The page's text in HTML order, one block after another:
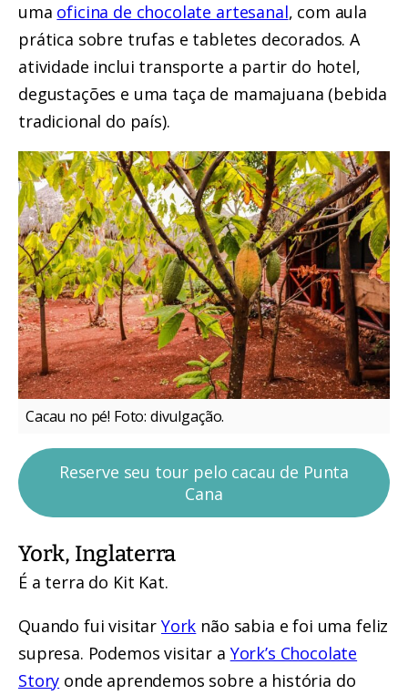
uma oficina de chocolate artesanal, com aula
prática sobre trufas e tabletes decorados. A
atividade inclui transporte a partir do hotel,
degustações e uma taça de mamajuana (bebida
tradicional do país).
Cacau no pé! Foto: divulgação.
Reserve seu tour pelo cacau de Punta
Cana
York, Inglaterra
É a terra do Kit Kat.
Quando fui visitar York não sabia e foi uma feliz
supresa. Podemos visitar a York’s Chocolate
Story onde aprendemos sobre a história do